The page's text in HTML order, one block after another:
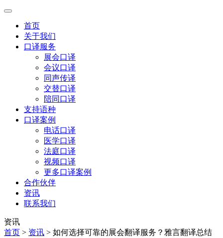
首页
关于我们
口译服务
展会口译
会议口译
同声传译
交替口译
陪同口译
支持语种
口译案例
电话口译
医学口译
法庭口译
视频口译
更多口译案例
合作伙伴
资讯
联系我们
资讯
首页 > 资讯 > 如何选择可靠的展会翻译服务？雅言翻译总结